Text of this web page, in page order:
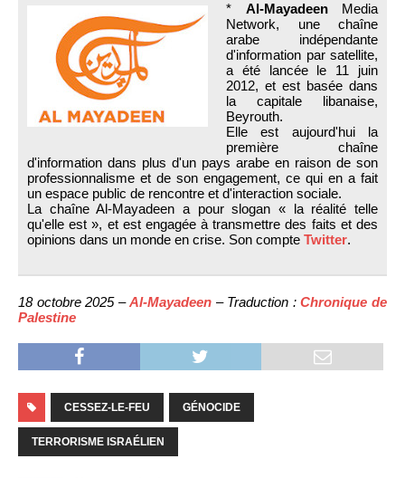
* Al-MayadeenMedia
Network, une chaîne
arabe indépendante
d'information par satellite,
a été lancée le 11 juin
2012, et est basée dans
la capitale libanaise,
Beyrouth.
Elle est aujourd'hui la
première chaîne
d'information dans plus d'un pays arabe en raison de son
professionnalisme et de son engagement, ce qui en a fait
un espace public de rencontre et d'interaction sociale.
La chaîne Al-Mayadeen a pour slogan « la réalité telle
qu'elle est », et est engagée à transmettre des faits et des
opinions dans un monde en crise. Son compte Twitter.
18 octobre 2025 –Al-Mayadeen – Traduction :Chronique de
Palestine
CESSEZ-LE-FEU GÉNOCIDE
TERRORISME ISRAÉLIEN